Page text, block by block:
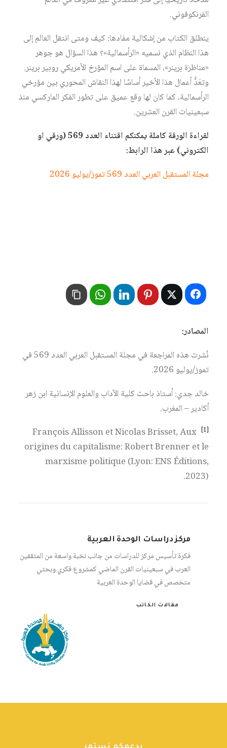
الفرنكوفوني.
ينطلق الكتاب من إشكالية مفادها: كيف ومتى انتقل العالم إلى
هذا النظام الذي نسميه «الرأسمالية»؟ هذا السؤال هو جوهر
«مناظرة برينر»، المسماة على اسم المؤرخ الأمريكي روبير برينر.
وتعَدُّ أعمال هذا الأخير أساسًا لهذا النقاش المحوري بين مؤرخي
الرأسمالية، كما كان لها وقع عميق على تطور الفكر الماركسي منذ
سبعينيات القرن العشرين.
لقراءة الورقة كاملة يمكنكم اقتناء العدد 569 (ورقي او
الكتروني) عبر هذا الرابط:
مجلة المستقبل العربي العدد 569 تموز/يوليو 2026
المصادر:
نُشرت هذه المراجعة في مجلة المستقبل العربي العدد 569 في
تموز/يوليو 2026.
خالد جدي: أستاذ باحث كلية الآداب والعلوم الإنسانية ابن زهر
أكادير – المغرب.
[1]
François Allisson et Nicolas Brisset, Aux
origines du capitalisme: Robert Brenner et le
marxisme politique (Lyon: ENS Éditions,
2023).
مركز دراسات الوحدة العربية
فكرة تأسيس مركز للدراسات من جانب نخبة واسعة من المثقفين
العرب في سبعينيات القرن الماضي كمشروع فكري وبحثي
متخصص في قضايا الوحدة العربية
مقالات الكاتب